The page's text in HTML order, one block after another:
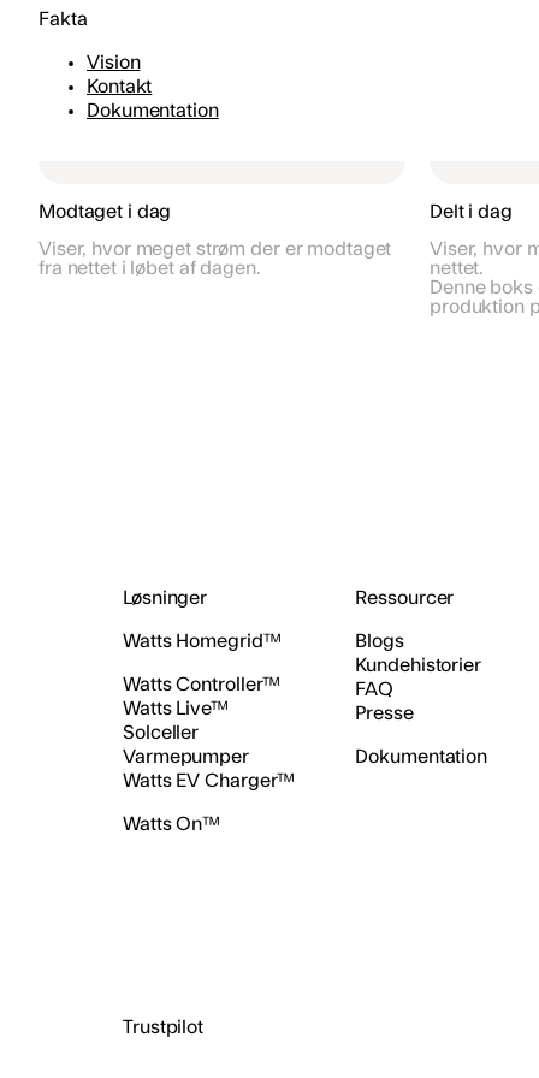
Fakta
Vision
Kontakt
Dokumentation
Modtaget i dag
Viser, hvor meget strøm der er modtaget
fra nettet i løbet af dagen.
Delt i dag
Viser, hvor
nettet.
Denne
produktion
Løsninger
Watts Homegrid™
Watts Controller™
Watts Live™
Solceller
Varmepumper
Watts EV Charger™
Watts On™
Ressourcer
Blogs
Kundehistorier
FAQ
Presse
Dokumentation
Trustpilot